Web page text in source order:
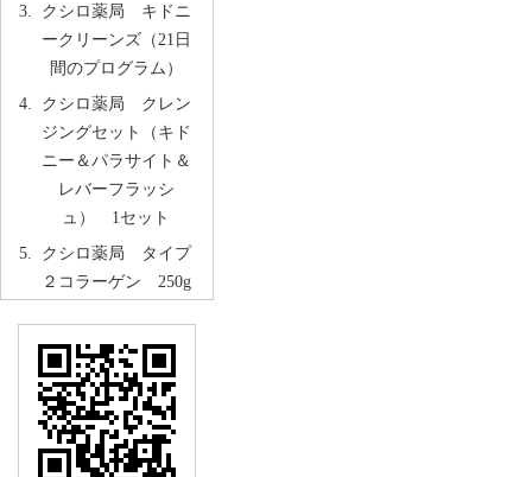
クシロ薬局 キドニ
ークリーンズ（21日
間のプログラム）
クシロ薬局 クレン
ジングセット（キド
ニー＆パラサイト＆
レバーフラッシ
ュ） 1セット
クシロ薬局 タイプ
２コラーゲン 250g